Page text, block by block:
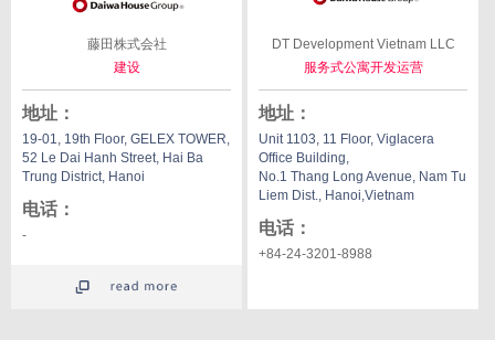
藤田株式会社
建设
地址 ：
19-01, 19th Floor, GELEX TOWER,
52 Le Dai Hanh Street, Hai Ba
Trung District, Hanoi
电话 ：
-
DT Development Vietnam LLC
服务式公寓开发运营
地址 ：
Unit 1103, 11 Floor, Viglacera
Office Building,
No.1 Thang Long Avenue, Nam Tu
Liem Dist., Hanoi,Vietnam
电话 ：
+84-24-3201-8988